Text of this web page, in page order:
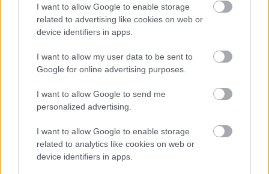
I want to allow Google to enable storage
related to advertising like cookies on web or
device identifiers in apps.
I want to allow my user data to be sent to
Google for online advertising purposes.
I want to allow Google to send me
personalized advertising.
I want to allow Google to enable storage
related to analytics like cookies on web or
device identifiers in apps.
Támogatás
a ManUtdFanatics.hu működését!